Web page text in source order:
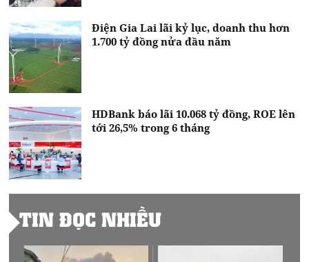
Điện Gia Lai lãi kỷ lục, doanh thu hơn
1.700 tỷ đồng nửa đầu năm
HDBank báo lãi 10.068 tỷ đồng, ROE lên
tới 26,5% trong 6 tháng
TIN ĐỌC NHIỀU